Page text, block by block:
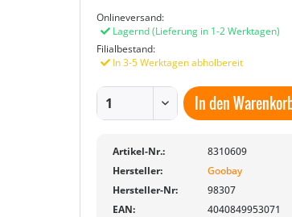
Onlineversand:
Lagernd(Lieferung in 1-2 Werktagen)
Filialbestand:
In 3-5 Werktagen abholbereit
In den
Artikel-Nr.:
8310609
Hersteller:
Goobay
Hersteller-Nr:
98307
EAN:
4040849953071